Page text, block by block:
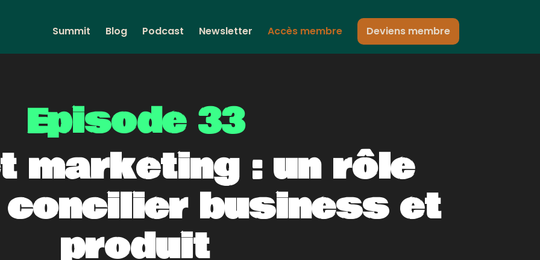
Summit Blog Podcast Newsletter Accès membre Deviens membre
Episode 33
marketing : un rôle
business et
produit